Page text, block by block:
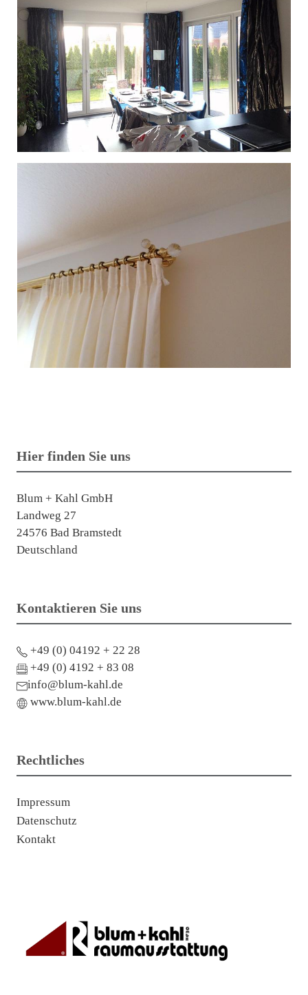
Hier finden Sie uns
Blum + Kahl GmbH
Landweg 27
24576 Bad Bramstedt
Deutschland
Kontaktieren Sie uns
+49 (0) 04192 + 22 28
+49 (0) 4192 + 83 08
info@blum-kahl.de
www.blum-kahl.de
Rechtliches
Impressum
Datenschutz
Kontakt